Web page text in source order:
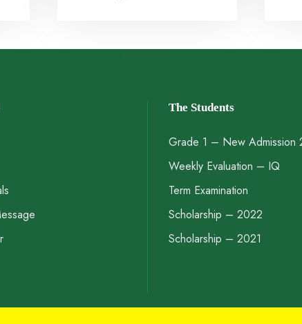
The Students
Grade 1 – New Admission
Weekly Evaluation – IQ
Term Examination
Scholarship – 2022
Scholarship – 2021